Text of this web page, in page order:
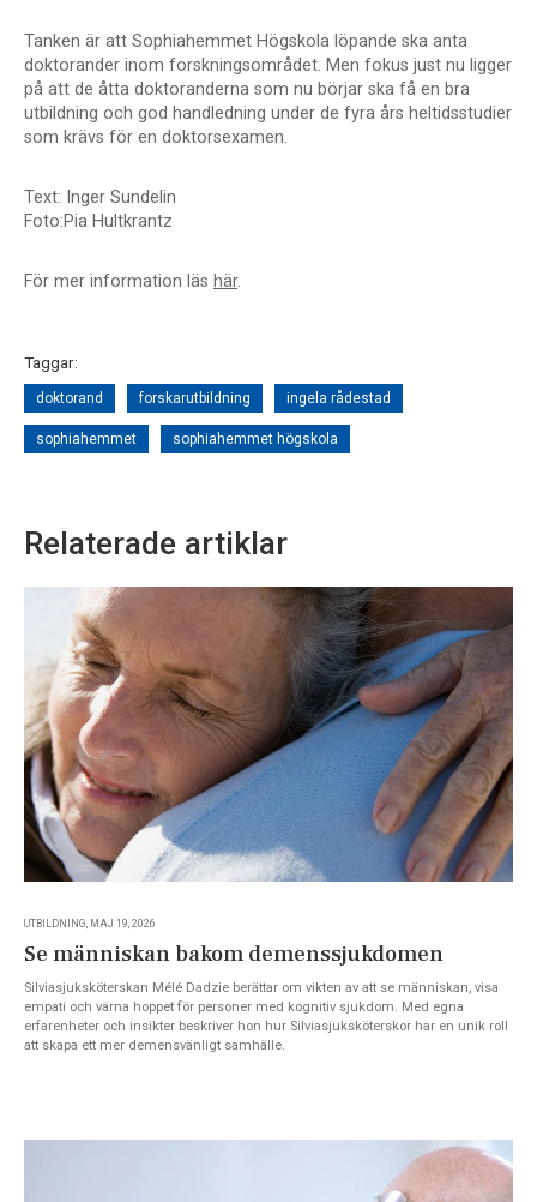
Tanken är att Sophiahemmet Högskola löpande ska anta
doktorander inom forskningsområdet. Men fokus just nu ligger
på att de åtta doktoranderna som nu börjar ska få en bra
utbildning och god handledning under de fyra års heltidsstudier
som krävs för en doktorsexamen.
Text: Inger Sundelin
Foto:Pia Hultkrantz
För mer information läs här.
Taggar:
doktorand forskarutbildning ingela rådestad
sophiahemmet sophiahemmet högskola
Relaterade artiklar
UTBILDNING, MAJ 19, 2026
Se människan bakom demenssjukdomen
Silviasjuksköterskan Mélé Dadzie berättar om vikten av att se människan, visa
empati och värna hoppet för personer med kognitiv sjukdom. Med egna
erfarenheter och insikter beskriver hon hur Silviasjuksköterskor har en unik roll
att skapa ett mer demensvänligt samhälle.